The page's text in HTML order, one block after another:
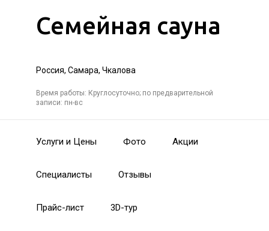
Семейная сауна
Россия, Самара, Чкалова
Время работы: Круглосуточно; по предварительной
записи: пн-вс
Услуги и Цены Фото Акции
Специалисты Отзывы
Прайс-лист 3D-тур